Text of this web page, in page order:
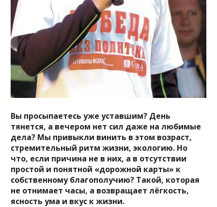
Вы просыпаетесь уже уставшим? День
тянется, а вечером нет сил даже на любимые
дела? Мы привыкли винить в этом возраст,
стремительный ритм жизни, экологию. Но
что, если причина не в них, а в отсутствии
простой и понятной «дорожной карты» к
собственному благополучию? Такой, которая
не отнимает часы, а возвращает лёгкость,
ясность ума и вкус к жизни.